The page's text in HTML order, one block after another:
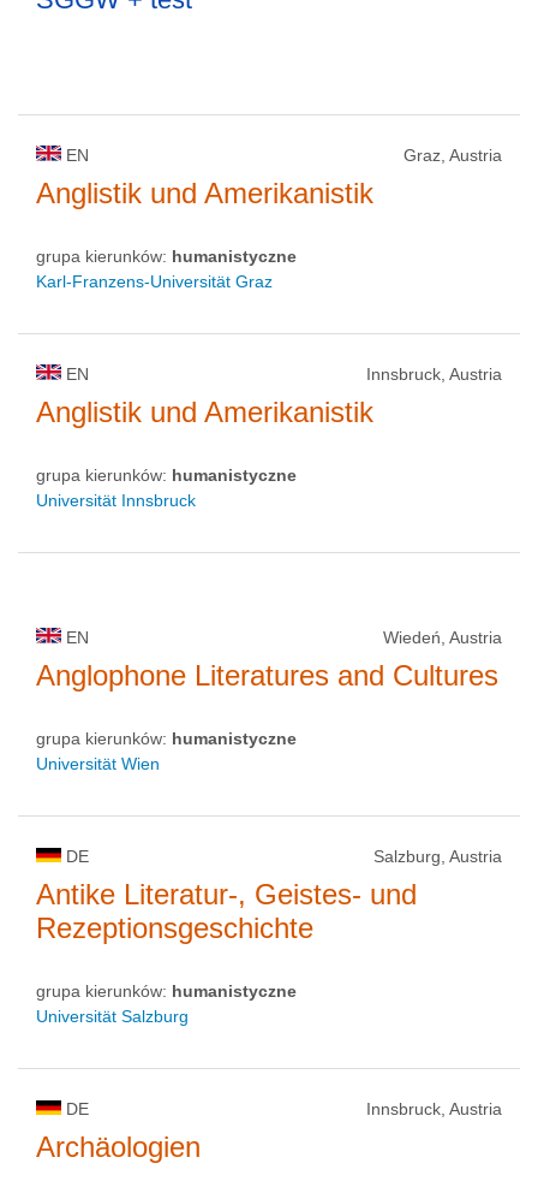
EN Graz, Austria
Anglistik und Amerikanistik
grupa kierunków: humanistyczne
Karl-Franzens-Universität Graz
EN Innsbruck, Austria
Anglistik und Amerikanistik
grupa kierunków: humanistyczne
Universität Innsbruck
EN Wiedeń, Austria
Anglophone Literatures and Cultures
grupa kierunków: humanistyczne
Universität Wien
DE Salzburg, Austria
Antike Literatur-, Geistes- und
Rezeptionsgeschichte
grupa kierunków: humanistyczne
Universität Salzburg
DE Innsbruck, Austria
Archäologien